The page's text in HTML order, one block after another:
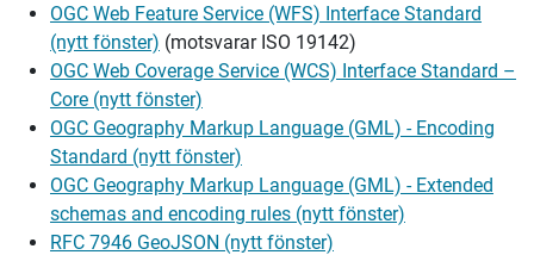
OGC Web Feature Service (WFS) Interface Standard
(nytt fönster) (motsvarar ISO 19142)
OGC Web Coverage Service (WCS) Interface Standard –
Core (nytt fönster)
OGC Geography Markup Language (GML) - Encoding
Standard (nytt fönster)
OGC Geography Markup Language (GML) - Extended
schemas and encoding rules (nytt fönster)
RFC 7946 GeoJSON (nytt fönster)